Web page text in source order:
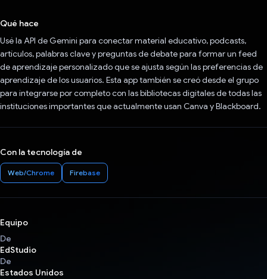
Qué hace
Usé la API de Gemini para conectar material educativo, podcasts,
artículos, palabras clave y preguntas de debate para formar un feed
de aprendizaje personalizado que se ajusta según las preferencias de
aprendizaje de los usuarios. Esta app también se creó desde el grupo
para integrarse por completo con las bibliotecas digitales de todas las
instituciones importantes que actualmente usan Canva y Blackboard.
Con la tecnología de
Web/Chrome Firebase
Equipo
De
EdStudio
De
Estados Unidos